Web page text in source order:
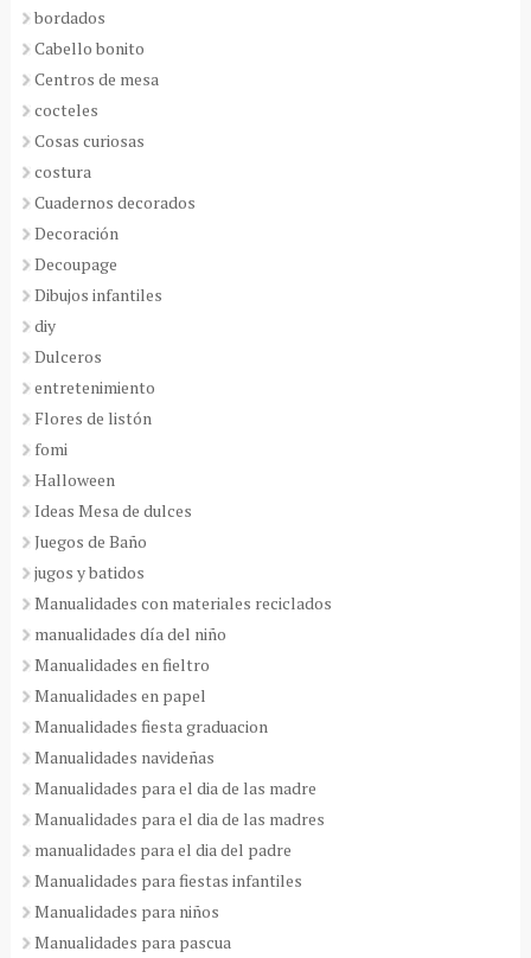
bordados
Cabello bonito
Centros de mesa
cocteles
Cosas curiosas
costura
Cuadernos decorados
Decoración
Decoupage
Dibujos infantiles
diy
Dulceros
entretenimiento
Flores de listón
fomi
Halloween
Ideas Mesa de dulces
Juegos de Baño
jugos y batidos
Manualidades con materiales reciclados
manualidades día del niño
Manualidades en fieltro
Manualidades en papel
Manualidades fiesta graduacion
Manualidades navideñas
Manualidades para el dia de las madre
Manualidades para el dia de las madres
manualidades para el dia del padre
Manualidades para fiestas infantiles
Manualidades para niños
Manualidades para pascua